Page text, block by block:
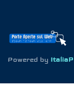
Powered by